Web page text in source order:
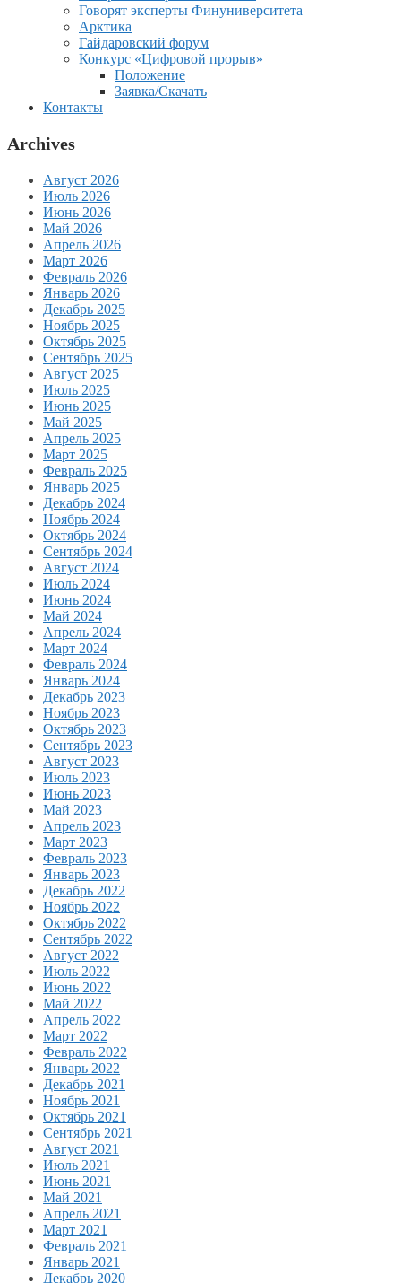
Говорят эксперты Финуниверситета
Арктика
Гайдаровский форум
Конкурс «Цифровой прорыв»
Положение
Заявка/Скачать
Контакты
Archives
Август 2026
Июль 2026
Июнь 2026
Май 2026
Апрель 2026
Март 2026
Февраль 2026
Январь 2026
Декабрь 2025
Ноябрь 2025
Октябрь 2025
Сентябрь 2025
Август 2025
Июль 2025
Июнь 2025
Май 2025
Апрель 2025
Март 2025
Февраль 2025
Январь 2025
Декабрь 2024
Ноябрь 2024
Октябрь 2024
Сентябрь 2024
Август 2024
Июль 2024
Июнь 2024
Май 2024
Апрель 2024
Март 2024
Февраль 2024
Январь 2024
Декабрь 2023
Ноябрь 2023
Октябрь 2023
Сентябрь 2023
Август 2023
Июль 2023
Июнь 2023
Май 2023
Апрель 2023
Март 2023
Февраль 2023
Январь 2023
Декабрь 2022
Ноябрь 2022
Октябрь 2022
Сентябрь 2022
Август 2022
Июль 2022
Июнь 2022
Май 2022
Апрель 2022
Март 2022
Февраль 2022
Январь 2022
Декабрь 2021
Ноябрь 2021
Октябрь 2021
Сентябрь 2021
Август 2021
Июль 2021
Июнь 2021
Май 2021
Апрель 2021
Март 2021
Февраль 2021
Январь 2021
Декабрь 2020